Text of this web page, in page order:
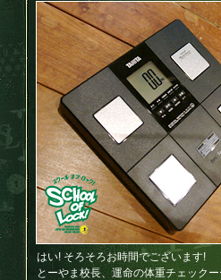
はい! そろそろお時間でございます!
とーやま校長、運命の体重チェックー